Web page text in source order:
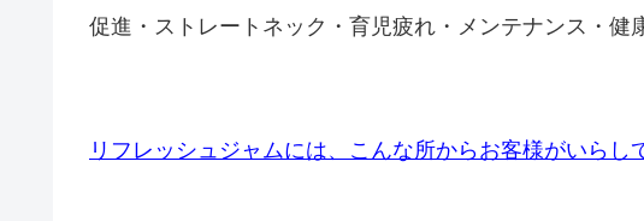
促進・ストレートネック・育児疲れ・メンテナンス・健
リフレッシュジャムには、こんな所からお客様がいらし